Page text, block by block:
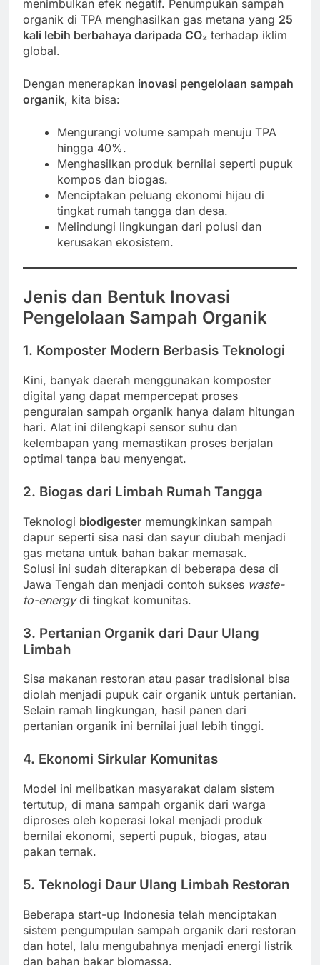
menimbulkan efek negatif. Penumpukan sampah
organik di TPA menghasilkan gas metana yang 25
kali lebih berbahaya daripada CO₂ terhadap iklim
global.
Dengan menerapkan inovasi pengelolaan sampah
organik, kita bisa:
Mengurangi volume sampah menuju TPA
hingga 40%.
Menghasilkan produk bernilai seperti pupuk
kompos dan biogas.
Menciptakan peluang ekonomi hijau di
tingkat rumah tangga dan desa.
Melindungi lingkungan dari polusi dan
kerusakan ekosistem.
Jenis dan Bentuk Inovasi
Pengelolaan Sampah Organik
1. Komposter Modern Berbasis Teknologi
Kini, banyak daerah menggunakan komposter
digital yang dapat mempercepat proses
penguraian sampah organik hanya dalam hitungan
hari. Alat ini dilengkapi sensor suhu dan
kelembapan yang memastikan proses berjalan
optimal tanpa bau menyengat.
2. Biogas dari Limbah Rumah Tangga
Teknologi biodigester memungkinkan sampah
dapur seperti sisa nasi dan sayur diubah menjadi
gas metana untuk bahan bakar memasak.
Solusi ini sudah diterapkan di beberapa desa di
Jawa Tengah dan menjadi contoh sukses waste-
to-energydi tingkat komunitas.
3. Pertanian Organik dari Daur Ulang
Limbah
Sisa makanan restoran atau pasar tradisional bisa
diolah menjadi pupuk cair organik untuk pertanian.
Selain ramah lingkungan, hasil panen dari
pertanian organik ini bernilai jual lebih tinggi.
4. Ekonomi Sirkular Komunitas
Model ini melibatkan masyarakat dalam sistem
tertutup, di mana sampah organik dari warga
diproses oleh koperasi lokal menjadi produk
bernilai ekonomi, seperti pupuk, biogas, atau
pakan ternak.
5. Teknologi Daur Ulang Limbah Restoran
Beberapa start-up Indonesia telah menciptakan
sistem pengumpulan sampah organik dari restoran
dan hotel, lalu mengubahnya menjadi energi listrik
dan bahan bakar biomassa.